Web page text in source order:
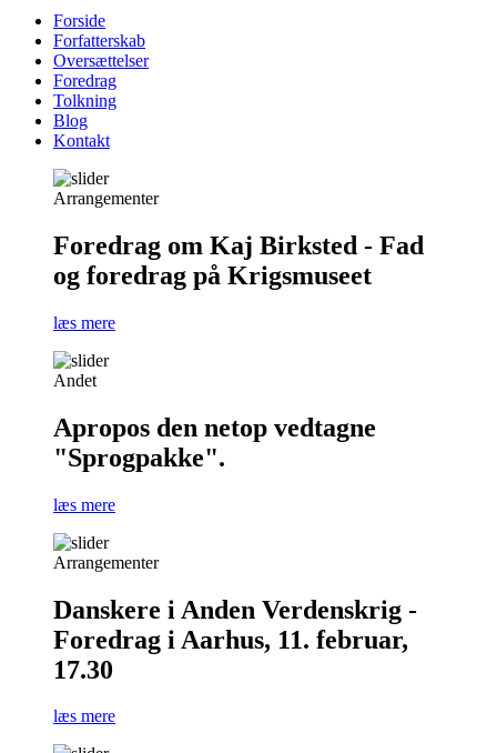
Primær
navigation
Forside
Forfatterskab
Oversættelser
Foredrag
Tolkning
Blog
Kontakt
Arrangementer
Foredrag om Kaj Birksted - Fad
og foredrag på Krigsmuseet
læs mere
Andet
Apropos den netop vedtagne
"Sprogpakke".
læs mere
Arrangementer
Danskere i Anden Verdenskrig -
Foredrag i Aarhus, 11. februar,
17.30
læs mere